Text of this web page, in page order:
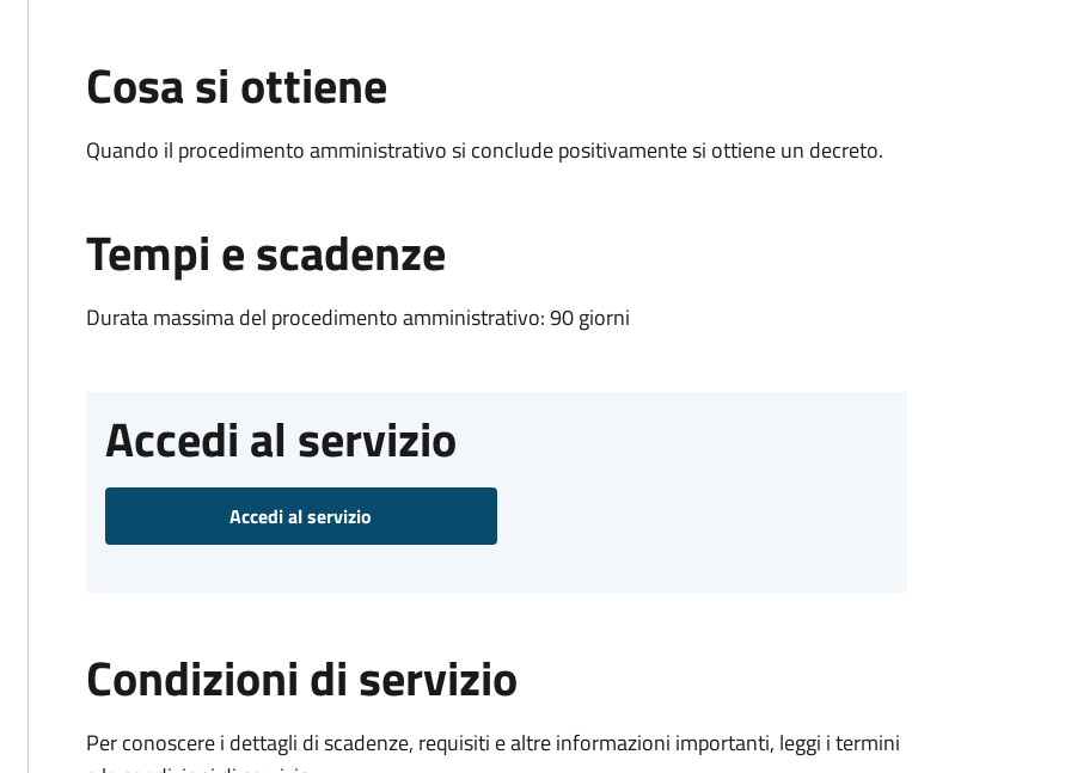
Cosa si ottiene
Quando il procedimento amministrativo si conclude positivamente si ottiene un decreto.
Tempi e scadenze
Durata massima del procedimento amministrativo: 90 giorni
Accedi al servizio
Accedi al servizio
Condizioni di servizio
Per conoscere i dettagli di scadenze, requisiti e altre informazioni importanti, leggi i termini